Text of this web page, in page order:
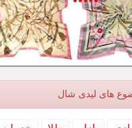
های لیدی شال